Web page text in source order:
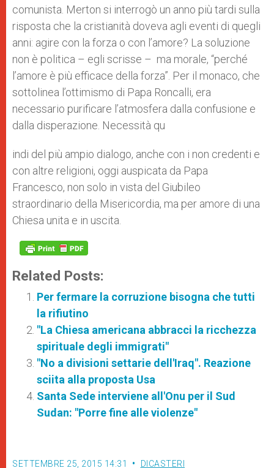
comunista. Merton si interrogò un anno più tardi sulla
risposta che la cristianità doveva agli eventi di quegli
anni: agire con la forza o con l’amore? La soluzione
non è politica – egli scrisse – ma morale, “perché
l’amore è più efficace della forza”. Per il monaco, che
sottolinea l’ottimismo di Papa Roncalli, era
necessario purificare l’atmosfera dalla confusione e
dalla disperazione. Necessità qu
indi del più ampio dialogo, anche con i non credenti e
con altre religioni, oggi auspicata da Papa
Francesco, non solo in vista del Giubileo
straordinario della Misericordia, ma per amore di una
Chiesa unita e in uscita.
Related Posts:
Per fermare la corruzione bisogna che tutti
la rifiutino
"La Chiesa americana abbracci la ricchezza
spirituale degli immigrati"
"No a divisioni settarie dell'Iraq". Reazione
sciita alla proposta Usa
Santa Sede interviene all'Onu per il Sud
Sudan: "Porre fine alle violenze"
SETTEMBRE 25, 2015 14:31 DICASTERI